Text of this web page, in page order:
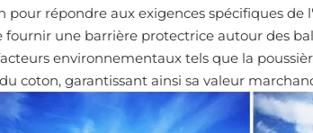
répondre aux exigences spécifiques de
une barrière protectrice autour des
environnementaux tels que la
coton, garantissant ainsi sa valeur